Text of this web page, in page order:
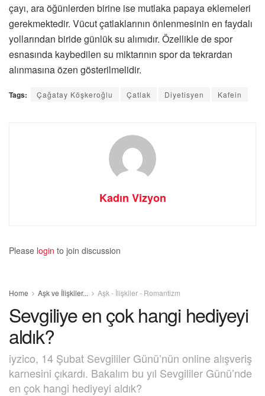
çayı, ara öğünlerden birine ise mutlaka papaya eklemeleri
gerekmektedir. Vücut çatlaklarının önlenmesinin en faydalı
yollarından biride günlük su alımıdır. Özellikle de spor
esnasında kaybedilen su miktarının spor da tekrardan
alınmasına özen gösterilmelidir.
Tags: Çağatay Köşkeroğlu Çatlak Diyetisyen Kafein
Kadın Vizyon
Please login to join discussion
Home Aşk ve İlişkiler... Aşk - İlişkiler - Romantizm
Sevgiliye en çok hangi hediyeyi
aldık?
iyzico, 14 Şubat Sevgililer Günü’nün online alışveriş
karnesini çıkardı. Bakalım bu yıl Sevgililer Günü’nde
en çok hangi hediyeyi aldık?